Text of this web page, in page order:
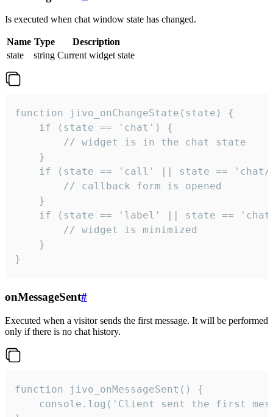
Is executed when chat window state has changed.
Name Type
Description
state
string Current widget state
function jivo_onChangeState(state) {
    if (state == 'chat') {
        // widget is in the chat state
    }
if (state == 'call' || state ==
        // callback form is opened
    }
if (state == 'label' || state ==
        // widget is minimized
    }
}
onMessageSent#
Executed when a visitor sends the first message. It will be performed
only if there is no chat history.
function jivo_onMessageSent() {
console.log('Client sent the first